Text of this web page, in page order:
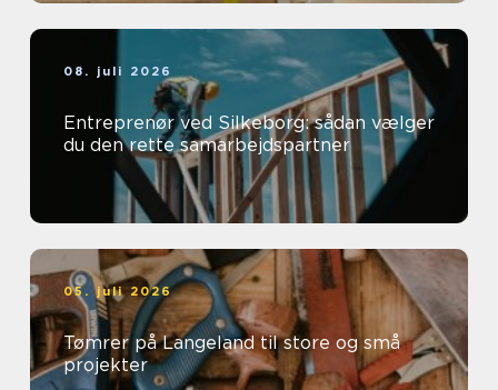
08. juli 2026
Entreprenør ved Silkeborg: sådan vælger
du den rette samarbejdspartner
05. juli 2026
Tømrer på Langeland til store og små
projekter